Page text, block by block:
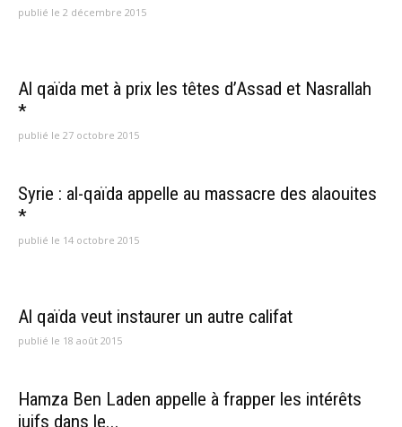
publié le 2 décembre 2015
Al qaïda met à prix les têtes d’Assad et Nasrallah
*
publié le 27 octobre 2015
Syrie : al-qaïda appelle au massacre des alaouites
*
publié le 14 octobre 2015
Al qaïda veut instaurer un autre califat
publié le 18 août 2015
Hamza Ben Laden appelle à frapper les intérêts
juifs dans le...